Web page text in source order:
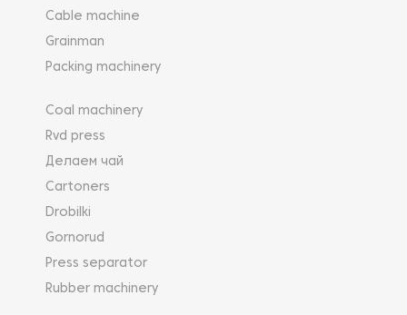
Cable machine
Grainman
Packing machinery
Coal machinery
Rvd press
Делаем чай
Cartoners
Drobilki
Gornorud
Press separator
Rubber machinery